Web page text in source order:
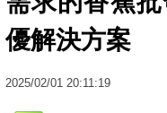
優解決方案
2025/02/01 20:11:19